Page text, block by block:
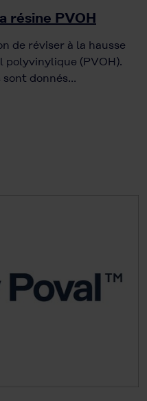
résine PVOH
de réviser à la hausse
polyvinylique (PVOH).
sont donnés…